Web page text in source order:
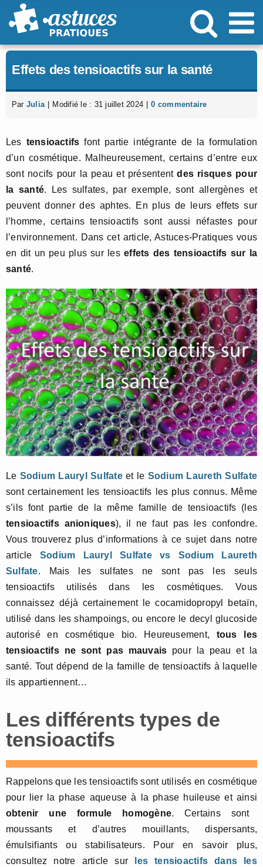
Passer
au
Effets des tensioactifs sur la santé
Par Julia Modifié le : 31 juillet 2024 0 commentaire
Les tensioactifs font partie intégrante de la formulation
d’un cosmétique. Malheureusement, certains d’entre eux
sont nocifs pour la peau et présententdes risques pour
la santé. Les sulfates, par exemple, sont allergènes et
peuvent donner des aphtes. En plus de leurs effets sur
l’homme, certains tensioactifs sont aussi néfastes pour
l’environnement. Dans cet article, Astuces-Pratiques vous
en dit un peu plus sur leseffets des tensioactifs sur la
santé.
Le Sodium Lauryl Sulfateet le Sodium Laureth Sulfate
sont certainement les tensioactifs les plus connus. Même
s’ils font partie de la même famille de tensioactifs (les
tensioactifs anioniques), il ne faut pas les confondre.
Vous trouverez plus d’informations à ce sujet dans notre
article Sodium Lauryl Sulfate vs Sodium Laureth
Sulfate. Mais les sulfates ne sont pas les seuls
tensioactifs utilisés dans les cosmétiques. Vous
connaissez déjà certainement le cocamidopropyl betaïn,
utilisé dans les shampoings, ou encore le decyl glucoside
autorisé en cosmétique bio. Heureusement, tous les
tensioactifs ne sont pas mauvais pour la peau et la
santé. Tout dépend de la famille de tensioactifs à laquelle
ils appartiennent…
Les différents types de
tensioactifs
Rappelons que les tensioactifs sont utilisés en cosmétique
pour lier la phase aqueuse à la phase huileuse et ainsi
obtenir une formule homogène. Certains sont
moussants et d’autres mouillants, dispersants,
émulsifiants ou stabilisateurs. Pour en savoir plus,
consultez notre article sur
les tensioactifs dans les